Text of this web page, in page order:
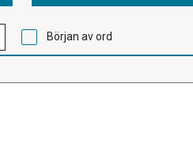
Början av ord